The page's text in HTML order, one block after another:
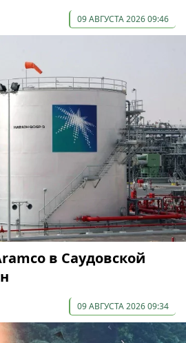
09 АВГУСТА 2026 09:46
в Саудовской
09 АВГУСТА 2026 09:34